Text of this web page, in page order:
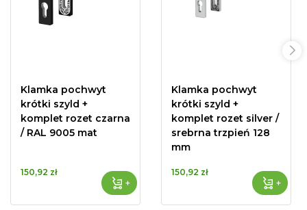
Klamka pochwyt
krótki szyld +
komplet rozet czarna
/ RAL 9005 mat
150,92 zł
+
Klamka pochwyt
krótki szyld +
komplet rozet silver /
srebrna trzpień 128
mm
150,92 zł
+